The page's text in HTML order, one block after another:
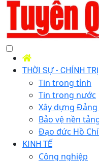
THỜI SỰ - CHÍNH TRỊ
Tin trong tỉnh
Tin trong nước
Xây dựng Đảng
Bảo vệ nền
Đạo đức Hồ
KINH TẾ
Công nghiệp